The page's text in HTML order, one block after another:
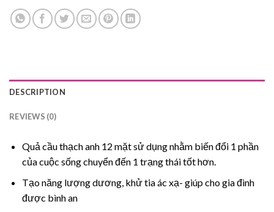
DESCRIPTION
REVIEWS (0)
Quả cầu thạch anh 12 mặt sử dụng nhằm biến đổi 1 phần
của cuộc sống chuyển đến 1 trạng thái tốt hơn.
Tạo năng lượng dương, khử tia ác xạ- giúp cho gia đình
được bình an